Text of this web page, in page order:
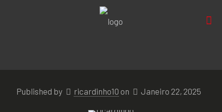
Published by ricardinho10 on Janeiro 22, 2025